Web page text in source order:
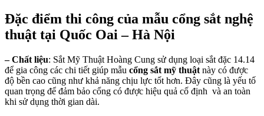
Đặc điểm thi công của mẫu cổng sắt nghệ
thuật tại Quốc Oai – Hà Nội
– Chất liệu: Sắt Mỹ Thuật Hoàng Cung sử dụng loại sắt đặc 14.14
để gia công các chi tiết giúp mẫu cổng sắt mỹ thuật này có được
độ bền cao cũng như khả năng chịu lực tốt hơn. Đây cũng là yếu tố
quan trọng để đảm bảo cổng có được hiệu quả cố định và an toàn
khi sử dụng thời gian dài.